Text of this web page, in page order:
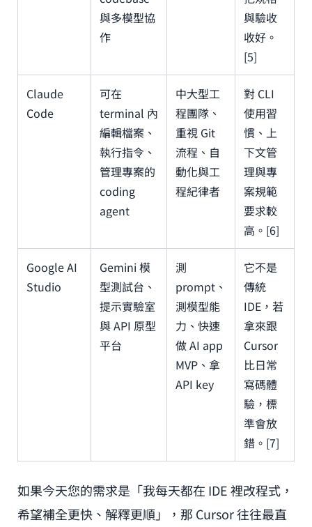
與多模型協
作
與驗收
收好。
[5]
Claude
Code
可在
terminal 內
編輯檔案、
執行指令、
管理專案的
coding
agent
中大型工
程團隊、
重視 Git
流程、自
動化與工
程紀律者
對 CLI
使用習
慣、上
下文管
理與專
案規範
要求較
高。[6]
Google AI
Studio
Gemini 模
型測試台、
提示實驗室
與 API 原型
平台
測
prompt、
測模型能
力、快速
做 AI app
MVP、拿
API key
它不是
傳統
IDE，若
拿來跟
Cursor
比日常
寫碼體
驗，標
準會放
錯。[7]
如果今天您的需求是「我每天都在 IDE 裡改程式，
希望補全更快、解釋更順」，那 Cursor 往往最直